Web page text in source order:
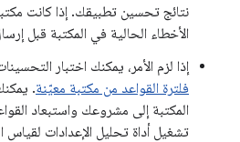
نتائج تحسين تطبيقك. إذا كانت
الأخطاء الحالية في المكتبة قبل
إذا لزم الأمر، يمكنك اختبار
فلترة القواعد من مكتبة معيّنة.
المكتبة إلى مشروعك واستبعاد
تشغيل أداة تحليل الإعدادات لقياس